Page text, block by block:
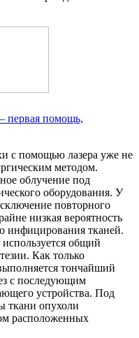
первая помощь,
с помощью лазера уже не
методом.
облучение под
оборудования. У
повторного
низкая вероятность
инфицирования тканей.
общий
Как только
тончайший
с последующим
устройства. Под
ткани опухоли
расположенных